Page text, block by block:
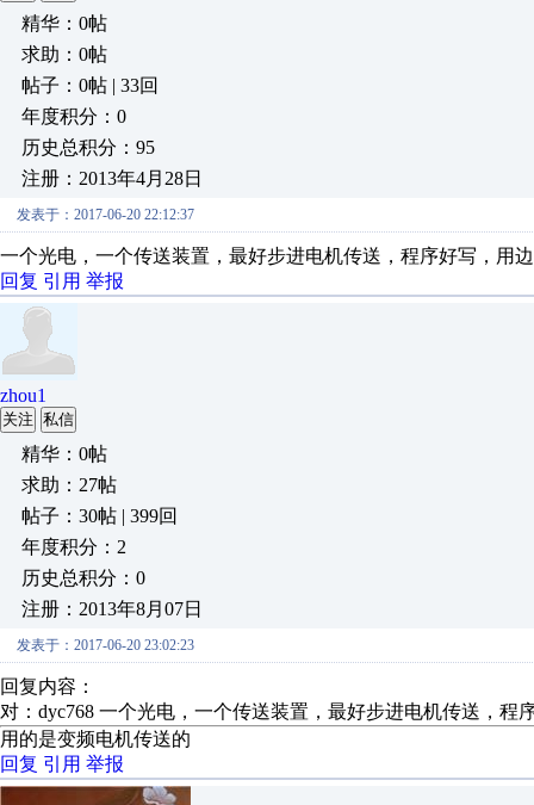
精华：0帖
求助：0帖
帖子：0帖 | 33回
年度积分：0
历史总积分：95
注册：2013年4月28日
发表于：2017-06-20 22:12:37
一个光电，一个传送装置，最好步进电机传送，程序好写，用
回复 引用 举报
zhou1
关注 私信
精华：0帖
求助：27帖
帖子：30帖 | 399回
年度积分：2
历史总积分：0
注册：2013年8月07日
发表于：2017-06-20 23:02:23
回复内容：
对：dyc768 一个光电，一个传送装置，最好步进电机传送，
用的是变频电机传送的
回复 引用 举报